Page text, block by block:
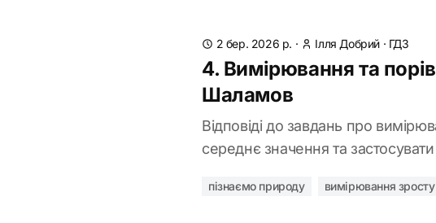
2 бер. 2026 р. · Ілля Добрий · ГДЗ
4. Вимірювання та
Шаламов
Відповіді до завдань про
середнє значення та
пізнаємо природу вимірювання зросту